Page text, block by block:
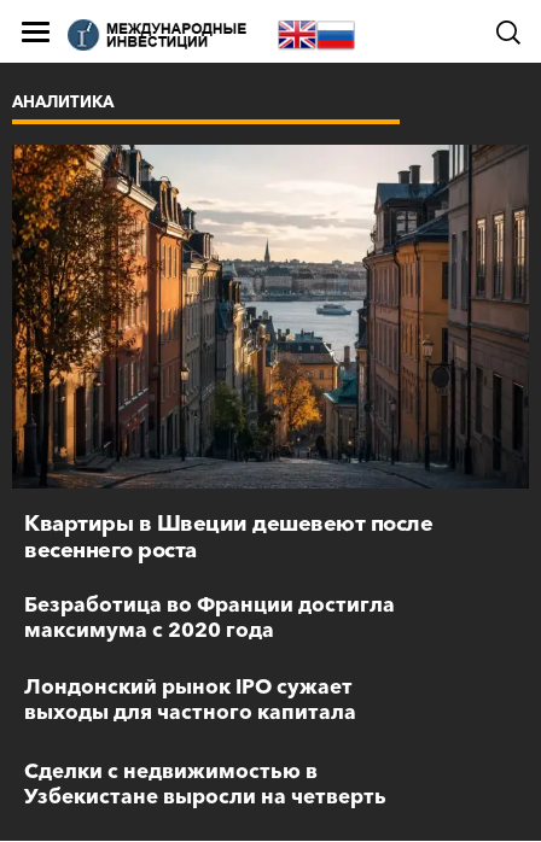
Квартиры в Швеции дешевеют после
весеннего роста
АНАЛИТИКА
Безработица во Франции достигла
максимума с 2020 года
Лондонский рынок IPO сужает
выходы для частного капитала
Сделки с недвижимостью в
Узбекистане выросли на четверть